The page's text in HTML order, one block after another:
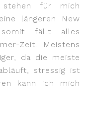
stehen für mich
längeren New
somit fällt alles
Zeit. Meistens
da die meiste
stressig ist
kann ich mich